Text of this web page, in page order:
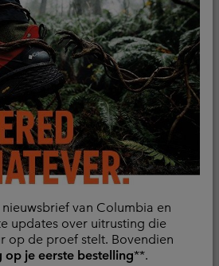
van Columbia en
updates over uitrusting die
op de proef stelt. Bovendien
op je eerste bestelling**.
Nieuw
Whistler Peak™
waterdichte
wandelbroek voor heren
Waterdicht
Regular price:
€ 200,00